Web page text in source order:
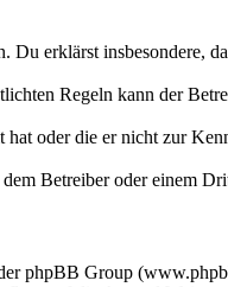
erklärst insbesondere,
Regeln kann der
oder die er nicht zur
Betreiber oder einem
phpBB Group